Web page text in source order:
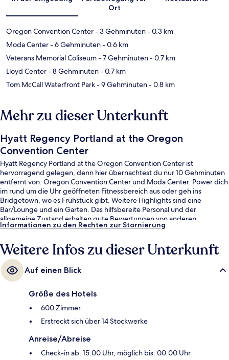
Ort
Oregon Convention Center- 3 Gehminuten- 0.3 km
Moda Center- 6 Gehminuten- 0.6 km
Veterans Memorial Coliseum- 7 Gehminuten- 0.7 km
Lloyd Center- 8 Gehminuten- 0.7 km
Tom McCall Waterfront Park- 9 Gehminuten- 0.8 km
Mehr zu dieser Unterkunft
Hyatt Regency Portland at the Oregon
Convention Center
Hyatt Regency Portland at the Oregon Convention Center ist
hervorragend gelegen, denn hier übernachtest du nur 10 Gehminuten
entfernt von: Oregon Convention Center und Moda Center. Power dich
im rund um die Uhr geöffneten Fitnessbereich aus oder geh ins
Bridgetown, wo es Frühstück gibt. Weitere Highlights sind eine
Bar/Lounge und ein Garten. Das hilfsbereite Personal und der
allgemeine Zustand erhalten gute Bewertungen von anderen
Reisenden. Die öffentlichen Verkehrsmittel sind nur einen kurzen
Schritte und zur Haltestelle NE Grand & Holladay 2 Minuten.
Informationen zu den Rechten zur Stornierung
Weitere Infos zu dieser Unterkunft
Auf einen Blick
Größe des Hotels
600 Zimmer
Erstreckt sich über 14 Stockwerke
Anreise/Abreise
Check-in ab: 15:00 Uhr, möglich bis: 00:00 Uhr